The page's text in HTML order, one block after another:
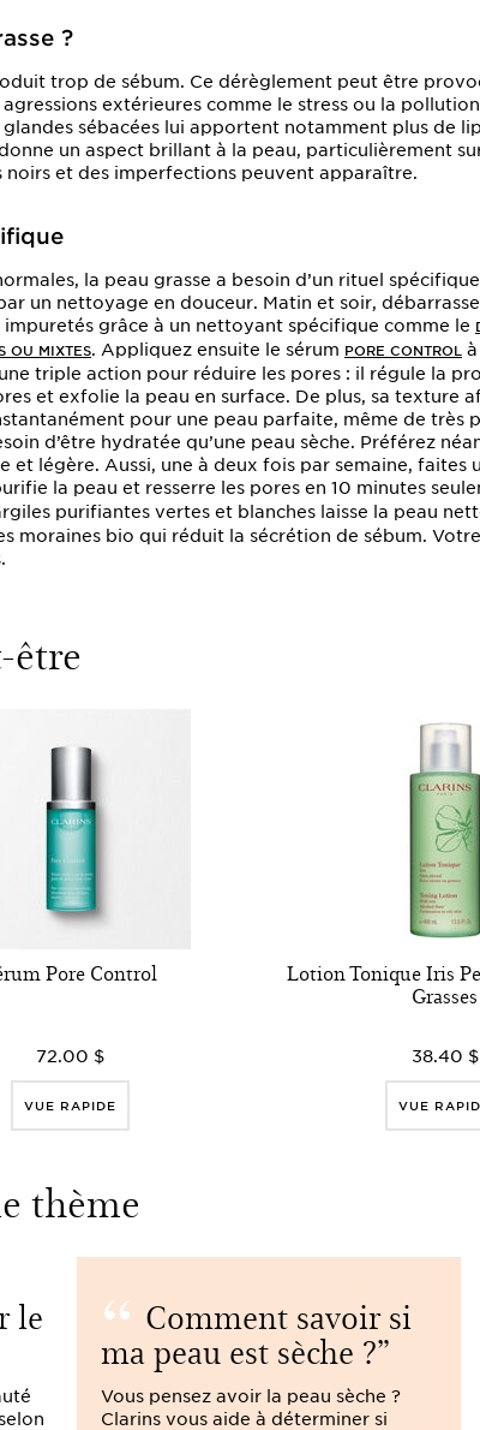
?
trop de sébum. Ce dérèglement peut être
extérieures comme le stress ou la
sébacées lui apportent notamment plus de
un aspect brillant à la peau, particulièrement
noirs et des imperfections peuvent apparaître.
la peau grasse a besoin d’un rituel
un nettoyage en douceur. Matin et soir,
impuretés grâce à un nettoyant spécifique comme le
OU MIXTES. Appliquez ensuite le sérum PORE CONTROL
triple action pour réduire les pores : il régule la
et exfolie la peau en surface. De plus, sa texture
pour une peau parfaite, même de très
d’être hydratée qu’une peau sèche. Préférez
légère. Aussi, une à deux fois par semaine, faites
la peau et resserre les pores en 10 minutes
purifiantes vertes et blanches laisse la peau
moraines bio qui réduit la sécrétion de sébum.
être
Pore Control
72.00 $
VUE RAPIDE
Lotion Tonique Iris
Grasses
38.40 $
VUE
thème
le Comment savoir si
ma peau est sèche ?
Vous pensez avoir la peau sèche ?
Clarins vous aide à déterminer si